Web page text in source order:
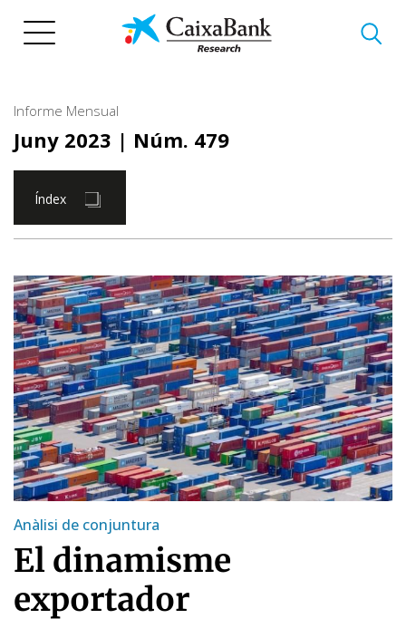
Informe Mensual
Juny 2023 | Núm. 479
Índex
Anàlisi de conjuntura
El dinamisme
exportador